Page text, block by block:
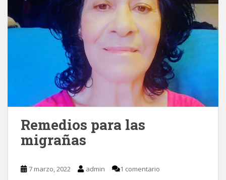
Remedios para las
migrañas
7 marzo, 2022 admin 1 comentario